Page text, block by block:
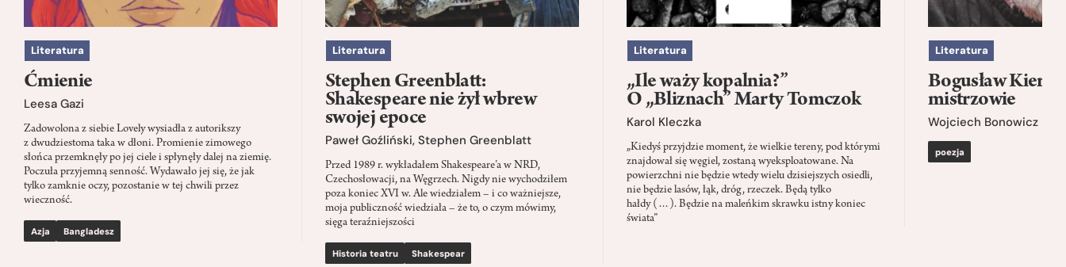
Literatura
Ćmienie
Leesa Gazi
Zadowolona z siebie Lovely wysiadła z autorikszy
z dwudziestoma taka w dłoni. Promienie zimowego
słońca przemknęły po jej ciele i spłynęły dalej na ziemię.
Poczuła przyjemną senność. Wydawało jej się, że jak
tylko zamknie oczy, pozostanie w tej chwili przez
wieczność.
Azja Bangladesz
Literatura
Stephen Greenblatt:
Shakespeare nie żył wbrew
swojej epoce
Paweł Goźliński, Stephen Greenblatt
Przed 1989 r. wykładałem Shakespeare’a w NRD,
Czechosłowacji, na Węgrzech. Nigdy nie wychodziłem
poza koniec XVI w. Ale wiedziałem – i co ważniejsze,
moja publiczność wiedziała – że to, o czym mówimy,
sięga teraźniejszości
Historia teatru Shakespear
Literatura
„Ile waży kopalnia?”
O „Bliznach” Marty Tomczok
Karol Kleczka
„Kiedyś przyjdzie moment, że wielkie tereny, pod którymi
znajdował się węgiel, zostaną wyeksploatowane. Na
powierzchni nie będzie wtedy wielu dzisiejszych osiedli,
nie będzie lasów, łąk, dróg, rzeczek. Będą tylko
hałdy (…). Będzie na maleńkim skrawku istny koniec
świata”
Literatura
Bogusław Kierc
mistrzowie
Wojciech Bonowicz
poezja